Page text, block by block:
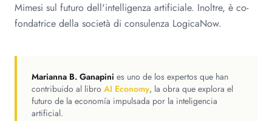
Mimesi sul futuro dell'intelligenza artificiale. Inoltre, è co-
fondatrice della società di consulenza LogicaNow.
Marianna B. Ganapini es uno de los expertos que han
contribuido al libro AI Economy, la obra que explora el
futuro de la economía impulsada por la inteligencia
artificial.